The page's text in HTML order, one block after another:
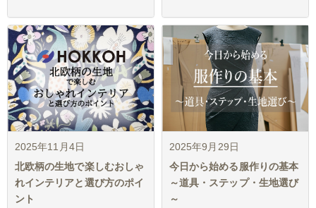
2025年11月4日
北欧柄の生地で楽しむおしゃ
れインテリアと選び方のポイ
ント
2025年9月29日
今日から始める服作りの基本
～道具・ステップ・生地選び
～